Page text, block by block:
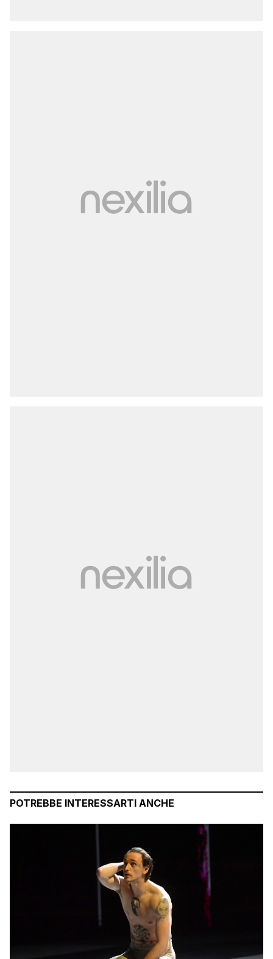
POTREBBE INTERESSARTI ANCHE